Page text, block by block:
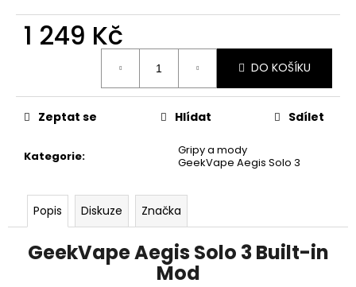
1 249 Kč
DO KOŠÍKU
Kategorie:
Gripy a mody
GeekVape Aegis Solo 3
Zeptat se Hlídat Sdílet
Popis Diskuze Značka
GeekVape Aegis Solo 3 Built-in
Mod
j
ELF
600
WATERMELON
(VODNÍ
MELOUN)
195
Kč